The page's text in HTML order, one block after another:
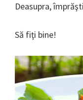
Deasupra,
Să fiţi bine!